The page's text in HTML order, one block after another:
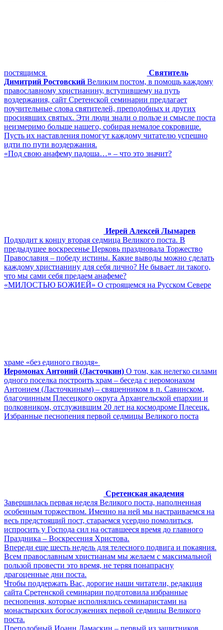
постящимся
Святитель
Димитрий Ростовский Великим постом, в помощь каждому
православному христианину, вступившему на путь
воздержания, сайт Сретенской семинарии предлагает
поучительные слова святителей, преподобных и других
просиявших святых. Эти люди знали о пользе и смысле поста
неизмеримо больше нашего, собирая немалое сокровище.
Пусть их наставления помогут каждому читателю успешно
идти по пути воздержания.
«Под свою анафему падоша…» – что это значит?
Иерей Алексей Лымарев
Подходит к концу вторая седмица Великого поста. В
предыдущее воскресенье Церковь праздновала Торжество
Православия – победу истины. Какие выводы можно сделать
каждому христианину для себя лично? Не бывает ли такого,
что мы сами себя предаем анафеме?
«МИЛОСТЬЮ БОЖИЕЙ» О строящемся на Русском Севере
храме «без единого гвоздя»
Иеромонах Антоний (Ласточкин) О том, как нелегко силами
одного поселка построить храм – беседа с иеромонахом
Антонием (Ласточкиным) – священником в п. Савинском,
благочинным Плесецкого округа Архангельской епархии и
полковником, отслужившим 20 лет на космодроме Плесецк.
Избранные песнопения первой седмицы Великого поста
Сретенская академия
Завершилась первая неделя Великого поста, наполненная
особенным торжеством. Именно на ней мы настраиваемся на
весь предстоящий пост, стараемся усердно помолиться,
испросить у Господа сил на оставшееся время до главного
Праздника – Воскресения Христова.
Впереди еще шесть недель для телесного подвига и покаяния.
Всем православным христианам мы желаем с максимальной
пользой провести это время, не теряя понапрасну
драгоценные дни поста.
Чтобы поддержать Вас, дорогие наши читатели, редакция
сайта Сретенской семинарии подготовила избранные
песнопения, которые исполнялись семинаристами на
монастырских богослужениях первой седмицы Великого
поста.
Преподобный Иоанн Дамаскин – первый из защитников